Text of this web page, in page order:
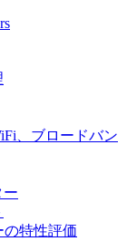
、ブロードバン
ー
の特性評価